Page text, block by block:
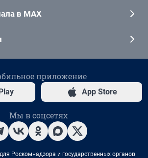
в MAX
приложение
App Store
Мы в соцсетях
Роскомнадзора и государственных органов